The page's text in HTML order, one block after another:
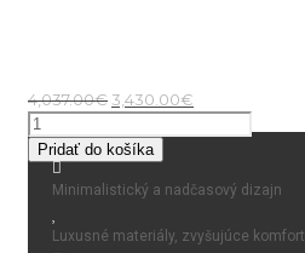
4,037.00€ Pôvodná
cena
bola:
4,037.00€.
3,430.00€
cena
je:
množstvo
Kilian
/
elektr.
Pridať do košíka
Minimalistický a nadčasový dizajn
Luxusné materiály, zvyšujúce komfort